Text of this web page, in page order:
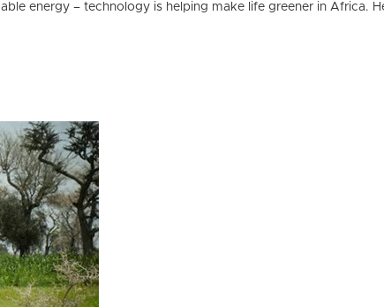
energy – technology is helping make life greener in Africa.